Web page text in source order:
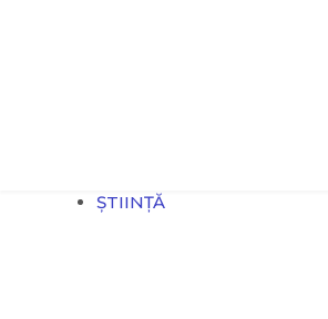
ȘTIINȚĂ